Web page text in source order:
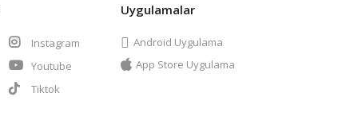
Instagram
Youtube
Tiktok
Uygulamalar
Android Uygulama
App Store Uygulama